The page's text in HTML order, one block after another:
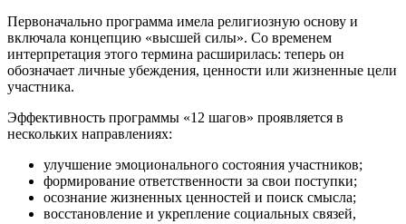
Первоначально программа имела религиозную основу и
включала концепцию «высшей силы». Со временем
интерпретация этого термина расширилась: теперь он
обозначает личные убеждения, ценности или жизненные цели
участника.
Эффективность программы «12 шагов» проявляется в
нескольких направлениях:
улучшение эмоционального состояния участников;
формирование ответственности за свои поступки;
осознание жизненных ценностей и поиск смысла;
восстановление и укрепление социальных связей,